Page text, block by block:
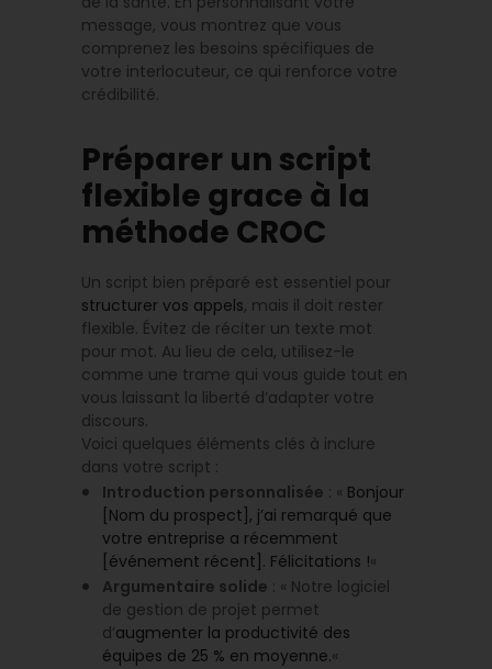
message, vous montrez que vous
comprenez les besoins spécifiques de
votre interlocuteur, ce qui renforce votre
crédibilité.
Préparer un script
flexible grace à la
méthode CROC
Un script bien préparé est essentiel pour
structurer vos appels, mais il doit rester
flexible. Évitez de réciter un texte mot
pour mot. Au lieu de cela, utilisez-le
comme une trame qui vous guide tout en
vous laissant la liberté d’adapter votre
discours.
Voici quelques éléments clés à inclure
dans votre script :
Introduction personnalisée : « Bonjour
[Nom du prospect], j’ai remarqué que
votre entreprise a récemment
[événement récent]. Félicitations !«
Argumentaire solide : « Notre logiciel
de gestion de projet permet
d’augmenter la productivité des
équipes de 25 % en moyenne.«